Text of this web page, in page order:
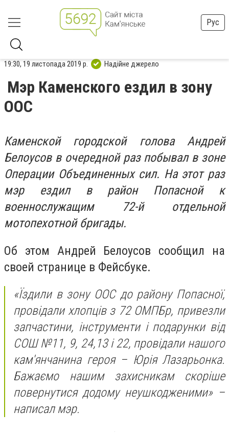
Рус
19:30, 19 листопада 2019 р. Надійне джерело
Мэр Каменского ездил в зону
ООС
Каменской городской голова Андрей
Белоусов в очередной раз побывал в зоне
Операции Объединенных сил. На этот раз
мэр ездил в район Попасной к
военнослужащим 72-й отдельной
мотопехотной бригады.
Об этом Андрей Белоусов сообщил на
своей странице в Фейсбуке.
«Їздили в зону ООС до району Попасної,
провідали хлопців з 72 ОМПБр, привезли
запчастини, інструменти і подарунки від
СОШ №11, 9, 24,13 і 22, провідали нашого
кам'янчанина героя – Юрія Лазарьонка.
Бажаємо нашим захисникам скоріше
повернутися додому неушкодженими» –
написал мэр.